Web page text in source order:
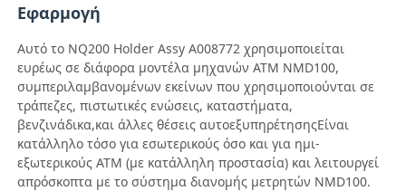
Τμήματα Fujitsu ATM
Τμήματα ATM Hitachi
Εφαρμογή
Αυτό το NQ200 Holder Assy A008772 χρησιμοποιείται
ευρέως σε διάφορα μοντέλα μηχανών ATM NMD100,
συμπεριλαμβανομένων εκείνων που χρησιμοποιούνται σε
τράπεζες, πιστωτικές ενώσεις, καταστήματα,
βενζινάδικα,και άλλες θέσεις αυτοεξυπηρέτησηςΕίναι
κατάλληλο τόσο για εσωτερικούς όσο και για ημι-
εξωτερικούς ΑΤΜ (με κατάλληλη προστασία) και λειτουργεί
απρόσκοπτα με το σύστημα διανομής μετρητών NMD100.